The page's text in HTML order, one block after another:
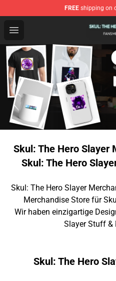
FREE shipping on
Open menu
Skul: The Hero Slayer
Skul: The Hero Slayer
Skul: The Hero
Skul: The Hero Slayer
Merchandise Store für
Wir haben einzigartige
Slayer Stuff &
Skul: The Hero